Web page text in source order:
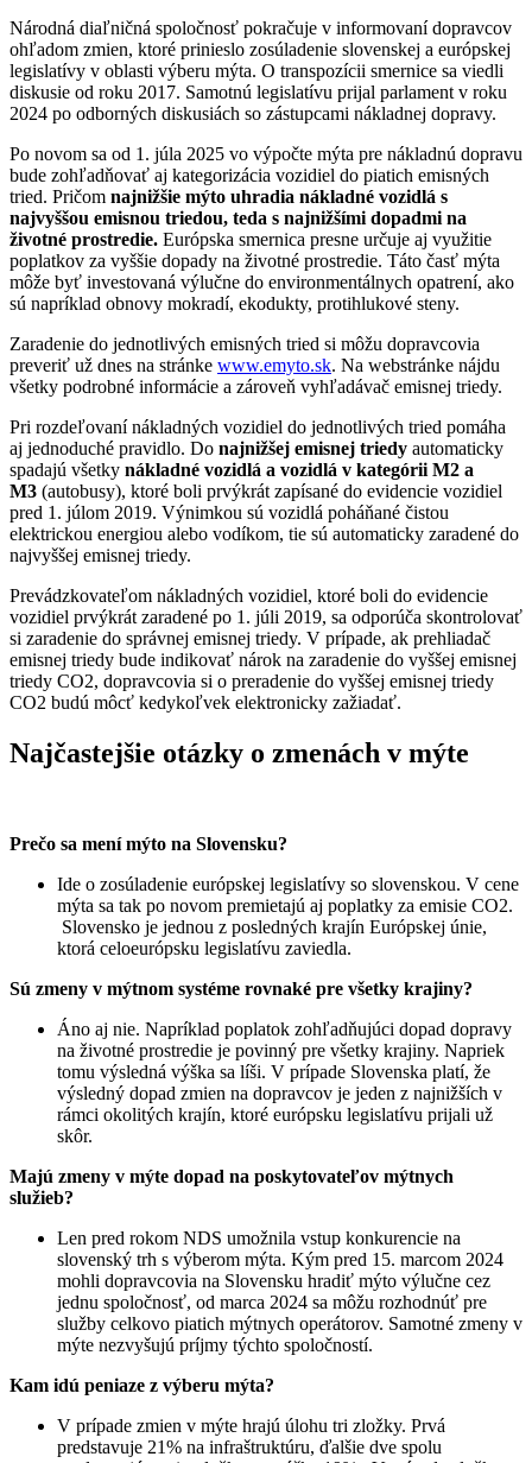
Národná diaľničná spoločnosť pokračuje v informovaní dopravcov
ohľadom zmien, ktoré prinieslo zosúladenie slovenskej a európskej
legislatívy v oblasti výberu mýta. O transpozícii smernice sa viedli
diskusie od roku 2017. Samotnú legislatívu prijal parlament v roku
2024 po odborných diskusiách so zástupcami nákladnej dopravy.
Po novom sa od 1. júla 2025 vo výpočte mýta pre nákladnú dopravu
bude zohľadňovať aj kategorizácia vozidiel do piatich emisných
tried. Pričom najnižšie mýto uhradia nákladné vozidlá s
najvyššou emisnou triedou, teda s najnižšími dopadmi na
životné prostredie. Európska smernica presne určuje aj využitie
poplatkov za vyššie dopady na životné prostredie. Táto časť mýta
môže byť investovaná výlučne do environmentálnych opatrení, ako
sú napríklad obnovy mokradí, ekodukty, protihlukové steny.
Zaradenie do jednotlivých emisných tried si môžu dopravcovia
preveriť už dnes na stránke www.emyto.sk. Na webstránke nájdu
všetky podrobné informácie a zároveň vyhľadávač emisnej triedy.
Pri rozdeľovaní nákladných vozidiel do jednotlivých tried pomáha
aj jednoduché pravidlo. Do najnižšej emisnej triedy automaticky
spadajú všetky nákladné vozidlá a vozidlá v kategórii M2 a
M3 (autobusy), ktoré boli prvýkrát zapísané do evidencie vozidiel
pred 1. júlom 2019. Výnimkou sú vozidlá poháňané čistou
elektrickou energiou alebo vodíkom, tie sú automaticky zaradené do
najvyššej emisnej triedy.
Prevádzkovateľom nákladných vozidiel, ktoré boli do evidencie
vozidiel prvýkrát zaradené po 1. júli 2019, sa odporúča skontrolovať
si zaradenie do správnej emisnej triedy. V prípade, ak prehliadač
emisnej triedy bude indikovať nárok na zaradenie do vyššej emisnej
triedy CO2, dopravcovia si o preradenie do vyššej emisnej triedy
CO2 budú môcť kedykoľvek elektronicky zažiadať.
Najčastejšie otázky o zmenách v mýte
Prečo sa mení mýto na Slovensku?
Ide o zosúladenie európskej legislatívy so slovenskou. V cene
mýta sa tak po novom premietajú aj poplatky za emisie CO2.
Slovensko je jednou z posledných krajín Európskej únie,
ktorá celoeurópsku legislatívu zaviedla.
Sú zmeny v mýtnom systéme rovnaké pre všetky krajiny?
Áno aj nie. Napríklad poplatok zohľadňujúci dopad dopravy
na životné prostredie je povinný pre všetky krajiny. Napriek
tomu výsledná výška sa líši. V prípade Slovenska platí, že
výsledný dopad zmien na dopravcov je jeden z najnižších v
rámci okolitých krajín, ktoré európsku legislatívu prijali už
skôr.
Majú zmeny v mýte dopad na poskytovateľov mýtnych
služieb?
Len pred rokom NDS umožnila vstup konkurencie na
slovenský trh s výberom mýta. Kým pred 15. marcom 2024
mohli dopravcovia na Slovensku hradiť mýto výlučne cez
jednu spoločnosť, od marca 2024 sa môžu rozhodnúť pre
služby celkovo piatich mýtnych operátorov. Samotné zmeny v
mýte nezvyšujú príjmy týchto spoločností.
Kam idú peniaze z výberu mýta?
V prípade zmien v mýte hrajú úlohu tri zložky. Prvá
predstavuje 21% na infraštruktúru, ďalšie dve spolu